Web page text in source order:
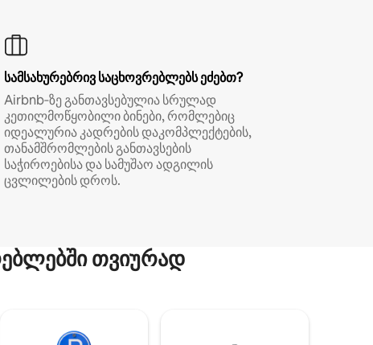
სამსახურებრივ საცხოვრებლებს ეძებთ?
Airbnb‑ზე განთავსებულია სრულად
კეთილმოწყობილი ბინები, რომლებიც
იდეალურია კადრების დაკომპლექტების,
თანამშრომლების განთავსების
საჭიროებისა და სამუშაო ადგილის
ცვლილების დროს.
თვიურად